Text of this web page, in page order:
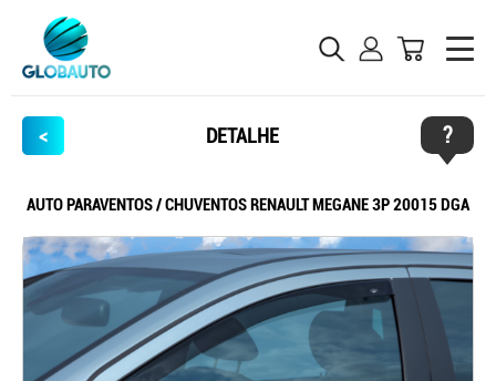
< DETALHE ?
AUTO PARAVENTOS / CHUVENTOS RENAULT MEGANE 3P 20015 DGA